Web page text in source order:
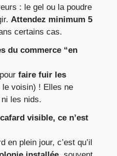
: le gel ou la poudre
Attendez minimum 5
certains cas.
du commerce “en
faire fuir les
le voisin) ! Elles ne
les nids.
visible, ce n’est
en plein jour, c’est qu’il